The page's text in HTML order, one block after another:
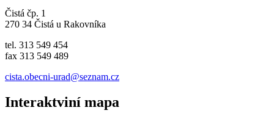
Čistá čp. 1
270 34 Čistá u Rakovníka
tel. 313 549 454
fax 313 549 489
cista.obecni-urad@seznam.cz
Interaktviní mapa